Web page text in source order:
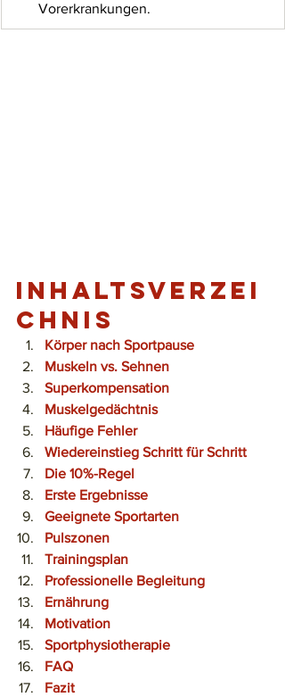
Vorerkrankungen.
Inhaltsverzei
chnis
Körper nach Sportpause
Muskeln vs. Sehnen
Superkompensation
Muskelgedächtnis
Häufige Fehler
Wiedereinstieg Schritt für Schritt
Die 10%-Regel
Erste Ergebnisse
Geeignete Sportarten
Pulszonen
Trainingsplan
Professionelle Begleitung
Ernährung
Motivation
Sportphysiotherapie
FAQ
Fazit